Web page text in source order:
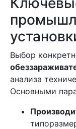
Выбор
анализа
Основными